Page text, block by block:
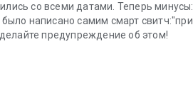
со всеми датами. Теперь минусы:
написано самим смарт свитч:"при
предупреждение об этом!